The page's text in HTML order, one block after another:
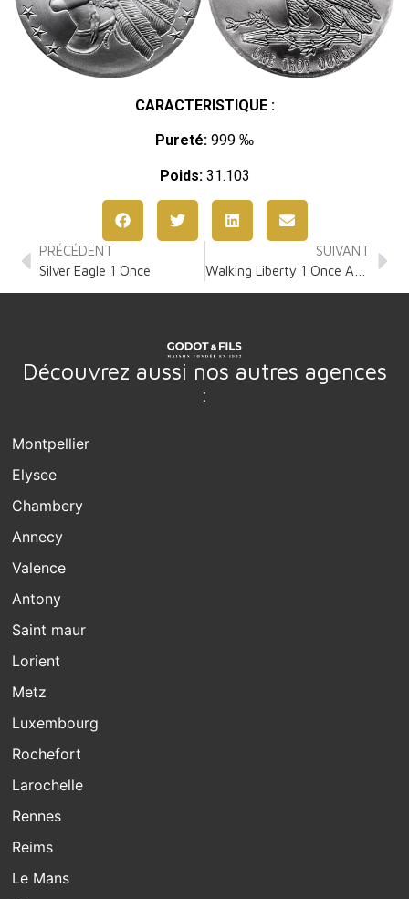
CARACTERISTIQUE :
Pureté: 999 ‰
Poids:31.103
PRÉCÉDENT
Silver Eagle 1 Once
SUIVANT
Découvrez aussi nos autres agences
:
Montpellier
Elysee
Chambery
Annecy
Valence
Antony
Saint maur
Lorient
Metz
Luxembourg
Rochefort
Larochelle
Rennes
Reims
Le Mans